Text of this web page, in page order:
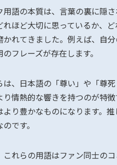
用語の本質は、言葉の裏に隠
れほど大切に思っているか、
かれてきました。例えば、自
のフレーズが存在します。
は、日本語の「尊い」や「尊
り情熱的な響きを持つのが特
より豊かなものになります。
です。
これらの用語はファン同士の